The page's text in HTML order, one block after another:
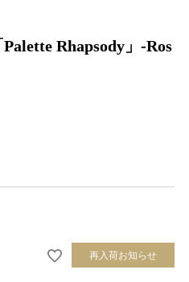
Rhapsody」-Ros
再入荷お知らせ